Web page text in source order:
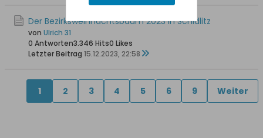
Der Bezirksweihnachtsbaum 2023 in Schidlitz
von Ulrich 31
0 Antworten3.346 Hits0 Likes
Letzter Beitrag 15.12.2023, 22:58
1 2 3 4 5 6 9 Weiter